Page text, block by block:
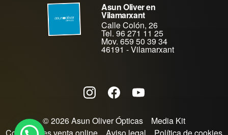
Asun Oliver en
Vilamarxant
Calle Colón, 26
Tel. 96 271 11 25
Mov. 659 50 39 34
46191 -Vilamarxant
© 2026 Asun Oliver Ópticas
Media Kit